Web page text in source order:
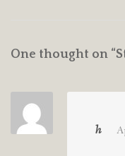
One thought on “
h